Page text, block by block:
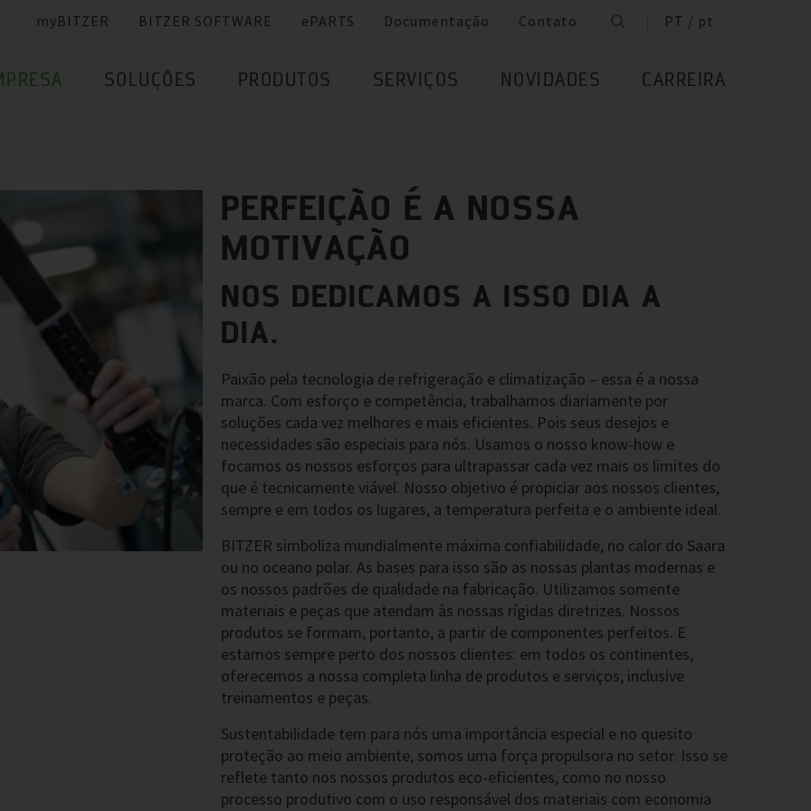
myBITZER BITZER SOFTWARE ePARTS Documentação Contato PT / pt
SOLUÇÕES PRODUTOS SERVIÇOS NOVIDADES CARREIRA
PERFEIÇÃO É A NOSSA
MOTIVAÇÃO
NOS DEDICAMOS A ISSO DIA A
DIA.
Paixão pela tecnologia de refrigeração e climatização – essa é a nossa
marca. Com esforço e competência, trabalhamos diariamente por
soluções cada vez melhores e mais eficientes. Pois seus desejos e
necessidades são especiais para nós. Usamos o nosso know-how e
focamos os nossos esforços para ultrapassar cada vez mais os limites do
que é tecnicamente viável. Nosso objetivo é propiciar aos nossos clientes,
sempre e em todos os lugares, a temperatura perfeita e o ambiente ideal.
BITZER simboliza mundialmente máxima confiabilidade, no calor do Saara
ou no oceano polar. As bases para isso são as nossas plantas modernas e
os nossos padrões de qualidade na fabricação. Utilizamos somente
materiais e peças que atendam às nossas rígidas diretrizes. Nossos
produtos se formam, portanto, a partir de componentes perfeitos. E
estamos sempre perto dos nossos clientes: em todos os continentes,
oferecemos a nossa completa linha de produtos e serviços, inclusive
treinamentos e peças.
Sustentabilidade tem para nós uma importância especial e no quesito
proteção ao meio ambiente, somos uma força propulsora no setor. Isso se
reflete tanto nos nossos produtos eco-eficientes, como no nosso
processo produtivo com o uso responsável dos materiais com economia